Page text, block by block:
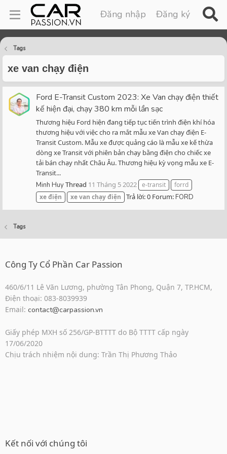
Đăng nhập Đăng ký
Tags
xe van chạy điện
Ford E-Transit Custom 2023: Xe Van chạy điện thiết
kế hiện đại, chạy 380 km mỗi lần sạc
Thương hiệu Ford hiện đang tiếp tục tiến trình điện khí hóa
thương hiệu với việc cho ra mắt mẫu xe Van chạy điện E-
Transit Custom. Mẫu xe được quảng cáo là mẫu xe kế thừa
dòng xe Transit với phiên bản chạy bằng điện cho chiếc xe
tải bán chạy nhất Châu Âu. Thương hiệu kỳ vọng mẫu xe E-
Transit...
Minh HuyThread 11 Tháng 5 2022 e-transit
forrd
xeđiện xevan chạyđiện Trả lời: 0 Forum:FORD
Tags
Công Ty Cổ Phần Car Passion
460/6/11 Lê Văn Lương, phường Tân Phong, Quận 7, TP.HCM,
Điện thoại: 083-8039939
Email: contact@carpassion.vn
Giấy phép MXH số 256/GP-BTTTT do Bộ TTTT cấp ngày
17/06/2020
Chịu trách nhiệm nội dung: Trần Thị Phương Thảo
Kết nối với chúng tôi